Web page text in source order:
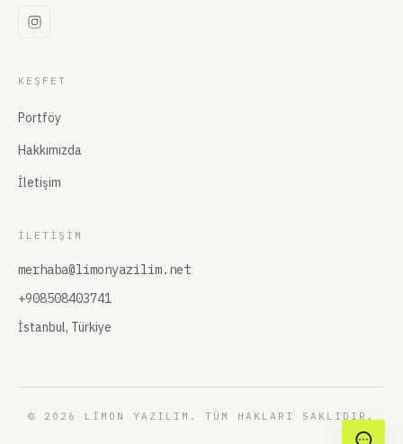
KEŞFET
Portföy
Hakkımızda
İletişim
İLETIŞIM
merhaba@limonyazilim.net
+908508403741
İstanbul, Türkiye
© 2026 LIMON YAZILIM. TÜM HAKLARI SAKLIDIR.